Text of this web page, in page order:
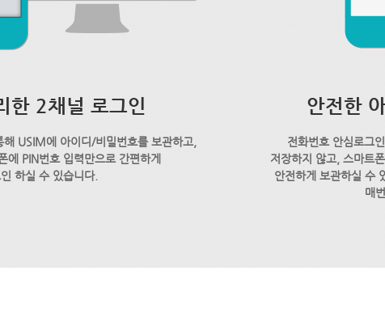
한 2채널 로그인
USIM에 아이디/비밀번호를 보관하고,
에 PIN번호 입력만으로 간편하게
하실 수 있습니다.
안전한
전화번호 안심로그
저장하지 않고, 스마트
안전하게 보관하실 수
매